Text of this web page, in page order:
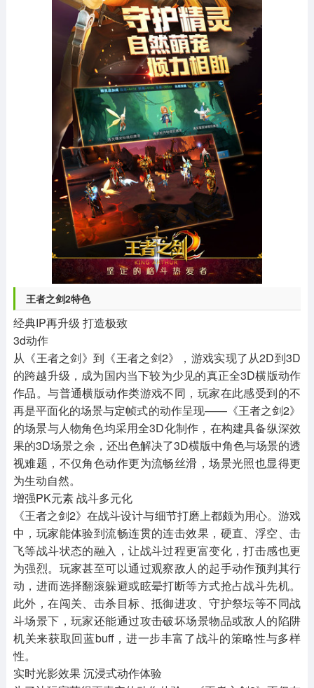
王者之剑2特色
经典IP再升级 打造极致
3d动作
从《王者之剑》到《王者之剑2》，游戏实现了从2D到3D
的跨越升级，成为国内当下较为少见的真正全3D横版动作
作品。与普通横版动作类游戏不同，玩家在此感受到的不
再是平面化的场景与定帧式的动作呈现——《王者之剑2》
的场景与人物角色均采用全3D化制作，在构建具备纵深效
果的3D场景之余，还出色解决了3D横版中角色与场景的透
视难题，不仅角色动作更为流畅丝滑，场景光照也显得更
为生动自然。
增强PK元素 战斗多元化
《王者之剑2》在战斗设计与细节打磨上都颇为用心。游戏
中，玩家能体验到流畅连贯的连击效果，硬直、浮空、击
飞等战斗状态的融入，让战斗过程更富变化，打击感也更
为强烈。玩家甚至可以通过观察敌人的起手动作预判其行
动，进而选择翻滚躲避或眩晕打断等方式抢占战斗先机。
此外，在闯关、击杀目标、抵御进攻、守护祭坛等不同战
斗场景下，玩家还能通过攻击破坏场景物品或敌人的陷阱
机关来获取回蓝buff，进一步丰富了战斗的策略性与多样
性。
实时光影效果 沉浸式动作体验